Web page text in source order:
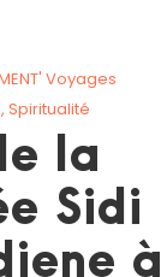
Voyages
, Spiritualité
la
Sidi
à